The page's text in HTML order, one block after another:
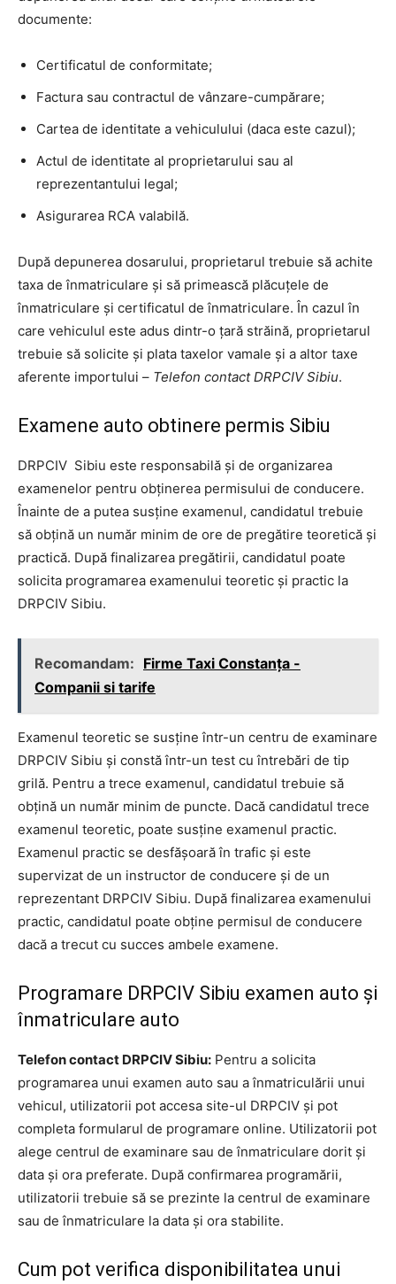
documente:
Certificatul de conformitate;
Factura sau contractul de vânzare-cumpărare;
Cartea de identitate a vehiculului (daca este cazul);
Actul de identitate al proprietarului sau al
reprezentantului legal;
Asigurarea RCA valabilă.
După depunerea dosarului, proprietarul trebuie să achite
taxa de înmatriculare și să primească plăcuțele de
înmatriculare și certificatul de înmatriculare. În cazul în
care vehiculul este adus dintr-o țară străină, proprietarul
trebuie să solicite și plata taxelor vamale și a altor taxe
aferente importului – Telefon contact DRPCIV Sibiu.
Examene auto obtinere permis Sibiu
DRPCIV Sibiu este responsabilă și de organizarea
examenelor pentru obținerea permisului de conducere.
Înainte de a putea susține examenul, candidatul trebuie
să obțină un număr minim de ore de pregătire teoretică și
practică. După finalizarea pregătirii, candidatul poate
solicita programarea examenului teoretic și practic la
DRPCIV Sibiu.
Recomandam: Firme Taxi Constanța -
Companii si tarife
Examenul teoretic se susține într-un centru de examinare
DRPCIV Sibiu și constă într-un test cu întrebări de tip
grilă. Pentru a trece examenul, candidatul trebuie să
obțină un număr minim de puncte. Dacă candidatul trece
examenul teoretic, poate susține examenul practic.
Examenul practic se desfășoară în trafic și este
supervizat de un instructor de conducere și de un
reprezentant DRPCIV Sibiu. După finalizarea examenului
practic, candidatul poate obține permisul de conducere
dacă a trecut cu succes ambele examene.
Programare DRPCIV Sibiu examen auto și
înmatriculare auto
Telefon contact DRPCIV Sibiu: Pentru a solicita
programarea unui examen auto sau a înmatriculării unui
vehicul, utilizatorii pot accesa site-ul DRPCIV și pot
completa formularul de programare online. Utilizatorii pot
alege centrul de examinare sau de înmatriculare dorit și
data și ora preferate. După confirmarea programării,
utilizatorii trebuie să se prezinte la centrul de examinare
sau de înmatriculare la data și ora stabilite.
Cum pot verifica disponibilitatea unui